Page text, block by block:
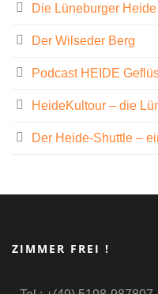
Die Lüneburger
Der Wilseder Berg
Podcast HEIDE
HeideKultour – die
Der Heide-Shuttle –
ZIMMER FREI !